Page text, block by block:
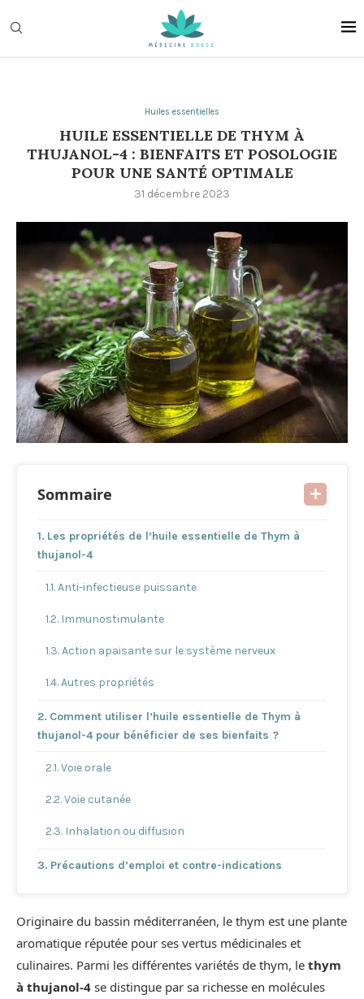
Huiles essentielles
HUILE ESSENTIELLE DE THYM À
THUJANOL-4 : BIENFAITS ET POSOLOGIE
POUR UNE SANTÉ OPTIMALE
31 décembre 2023
Sommaire
Les propriétés de l’huile essentielle de Thym à
thujanol-4
Anti-infectieuse puissante
Immunostimulante
Action apaisante sur le système nerveux
Autres propriétés
Comment utiliser l’huile essentielle de Thym à
thujanol-4 pour bénéficier de ses bienfaits ?
Voie orale
Voie cutanée
Inhalation ou diffusion
Précautions d’emploi et contre-indications
Originaire du bassin méditerranéen, le thym est une plante
aromatique réputée pour ses vertus médicinales et
culinaires. Parmi les différentes variétés de thym, le thym
à thujanol-4 se distingue par sa richesse en molécules